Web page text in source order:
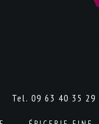
Tel. 09 63 40 35 29